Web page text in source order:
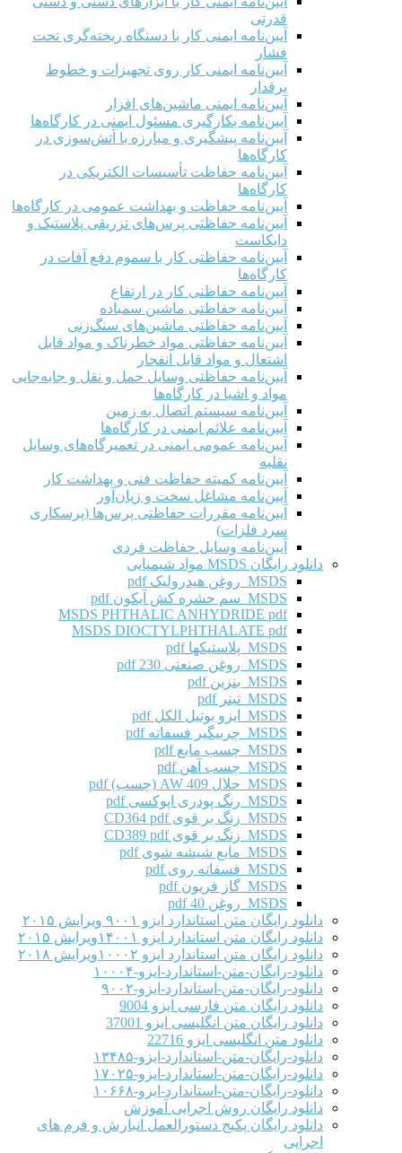
قدرتی
آیین‌نامه ایمنی کار با دستگاه ریخته‌گری تحت
فشار
آیین‌نامه ایمنی کار روی تجهیزات و خطوط
برقدار
آیین‌نامه ایمنی ماشین‌های افزار
آیین‌نامه بکارگیری مسئول ایمنی در کارگاه‌ها
آیین‌نامه پیشگیری و مبارزه با آتش‌سوزی در
کارگاه‌ها
آیین‌نامه حفاظت تأسیسات الکتریکی در
کارگاه‌ها
آیین‌نامه حفاظت و بهداشت عمومی در کارگاه‌ها
آیین‌نامه حفاظتی پرس‌های تزریقی پلاستیک و
دایکاست
آیین‌نامه حفاظتی کار با سموم دفع آفات در
کارگاه‌ها
آیین‌نامه حفاظتی کار در ارتفاع
آیین‌نامه حفاظتی ماشین سمباده
آیین‌نامه حفاظتی ماشین‌های سنگ‌زنی
آیین‌نامه حفاظتی مواد خطرناک و مواد قابل
اشتعال و مواد قابل انفجار
آیین‌نامه حفاظتی وسایل حمل و نقل و جابه‌جایی
مواد و اشیا در کارگاه‌ها
آیین‌نامه سیستم اتصال به زمین
آیین‌نامه علائم ایمنی در کارگاه‌ها
آیین‌نامه عمومی ایمنی در تعمیرگاه‌های وسایل
نقلیه
آیین‌نامه کمیته حفاظت فنی و بهداشت کار
آیین‌نامه مشاغل سخت و زیان‌آور
آیین‌نامه مقررات حفاظتی پرس‌ها (پرسکاری
سرد فلزات)
آیین‌نامه وسایل حفاظت فردی
دانلود رایگان MSDS مواد شیمیایی
MSDS روغن هیدرولیک pdf
MSDS سم حشره کش آیکون pdf
MSDS PHTHALIC ANHYDRIDE pdf
MSDS DIOCTYLPHTHALATE pdf
MSDS پلاستیکها pdf
MSDS روغن صنعتی 230 pdf
MSDS بنزین pdf
MSDS تینر pdf
MSDS ایزو بوتیل الکل pdf
MSDS چربیگیر فسفاته pdf
MSDS چسب مایع pdf
MSDS چسب آهن pdf
MSDS حلال AW 409 (چسب) pdf
MSDS رنگ پودری اپوکسی pdf
MSDS زنگ بر قوی CD364 pdf
MSDS زنگ بر قوی CD389 pdf
MSDS مایع شیشه شوی pdf
MSDS فسفاته روی pdf
MSDS گاز فریون pdf
MSDS روغن 40 pdf
دانلود رایگان متن استاندارد ایزو ۹۰۰۱ ویرایش ۲۰۱۵
دانلود رایگان متن استاندارد ایزو ۱۴۰۰۱ویرایش ۲۰۱۵
دانلود رایگان متن استاندارد ایزو ۱۰۰۰۲ویرایش ۲۰۱۸
دانلود-رایگان-متن-استاندارد-ایزو-۱۰۰۰۴
دانلود-رایگان-متن-استاندارد-ایزو-۹۰۰۲
دانلود رایگان متن فارسی ایزو 9004
دانلود رایگان متن انگلیسی ایزو 37001
دانلود متن انگلیسی ایزو 22716
دانلود-رایگان-متن-استاندارد-ایزو-۱۳۴۸۵
دانلود-رایگان-متن-استاندارد-ایزو-۱۷۰۲۵
دانلود-رایگان-متن-استاندارد-ایزو-۱۰۶۶۸
دانلود رایگان روش اجرایی آموزش
دانلود رایگان پکیج دستورالعمل انبارش و فرم های
اجرایی